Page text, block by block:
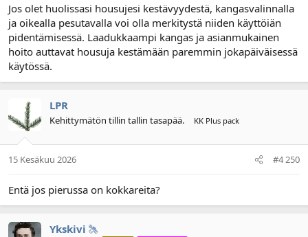
Jos olet huolissasi housujesi kestävyydestä, kangasvalinnalla
ja oikealla pesutavalla voi olla merkitystä niiden käyttöiän
pidentämisessä. Laadukkaampi kangas ja asianmukainen
hoito auttavat housuja kestämään paremmin jokapäiväisessä
käytössä.
LPR
Kehittymätön tillin tallin tasapää. KK Plus pack
15 Kesäkuu 2026 #4 250
Entä jos pierussa on kokkareita?
Ykskivi